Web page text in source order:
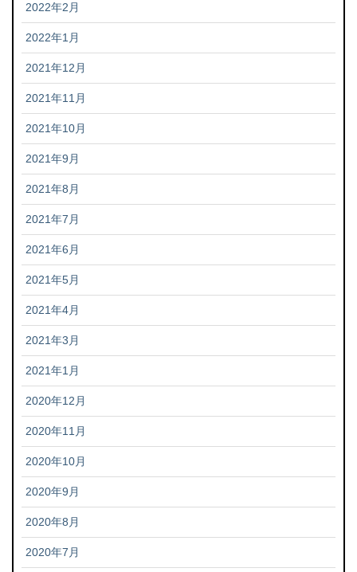
2022年2月
2022年1月
2021年12月
2021年11月
2021年10月
2021年9月
2021年8月
2021年7月
2021年6月
2021年5月
2021年4月
2021年3月
2021年1月
2020年12月
2020年11月
2020年10月
2020年9月
2020年8月
2020年7月